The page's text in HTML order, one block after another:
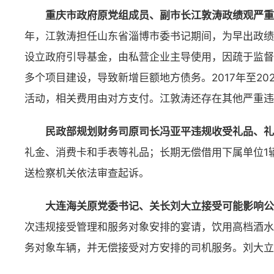
重庆市政府原党组成员、副市长江敦涛政绩观严
年，江敦涛担任山东省淄博市委书记期间，为早出政
设立政府引导基金，由私营企业主导使用，因疏于监
多个项目建设，导致新增巨额地方债务。2017年至
活动，相关费用由对方支付。江敦涛还存在其他严重
民政部规划财务司原司长冯亚平违规收受礼品、
礼金、消费卡和手表等礼品；长期无偿借用下属单位
送检察机关依法审查起诉。
大连海关原党委书记、关长刘大立接受可能影响
次违规接受管理和服务对象安排的宴请，饮用高档酒
务对象车辆，并无偿接受对方安排的司机服务。刘大